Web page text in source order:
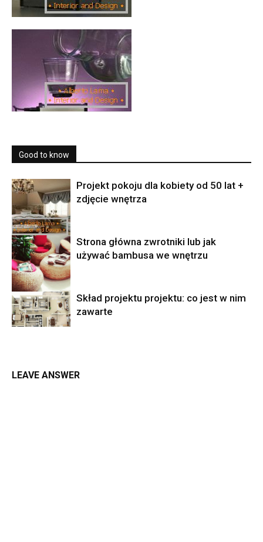
Good to know
Projekt pokoju dla kobiety od 50 lat +
zdjęcie wnętrza
Strona główna zwrotniki lub jak
używać bambusa we wnętrzu
Skład projektu projektu: co jest w nim
zawarte
LEAVE ANSWER